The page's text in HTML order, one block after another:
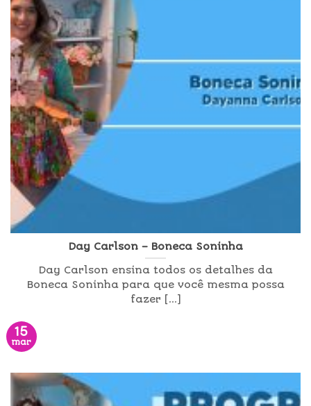
Day Carlson – Boneca Soninha
Day Carlson ensina todos os detalhes da
Boneca Soninha para que você mesma possa
fazer [...]
15
mar